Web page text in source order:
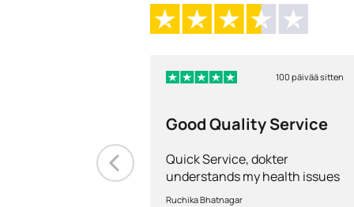
100 päivää sitten
Good Quality Service
Quick Service, dokter
understands my health issues
and good diagnosis
Ruchika Bhatnagar